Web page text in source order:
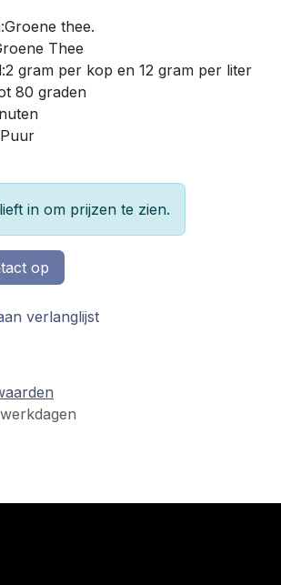
thee.
Thee
gram per kop en 12 gram per liter
80 graden
in om prijzen te zien.
op
verlanglijst